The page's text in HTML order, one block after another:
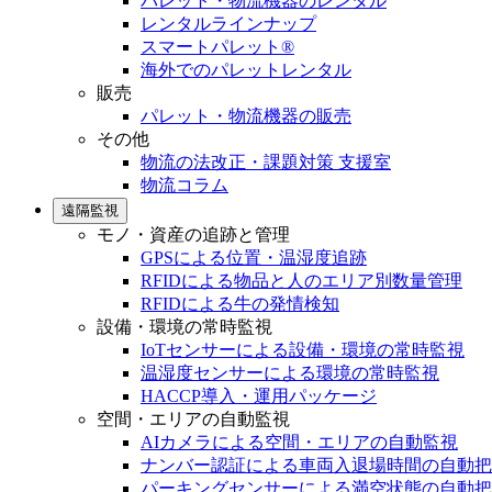
レンタルラインナップ
スマートパレット®
海外でのパレットレンタル
販売
パレット・物流機器の販売
その他
物流の法改正・課題対策 支援室
物流コラム
遠隔監視
モノ・資産の追跡と管理
GPSによる位置・温湿度追跡
RFIDによる物品と人のエリア別数量管理
RFIDによる牛の発情検知
設備・環境の常時監視
IoTセンサーによる設備・環境の常時監視
温湿度センサーによる環境の常時監視
HACCP導入・運用パッケージ
空間・エリアの自動監視
AIカメラによる空間・エリアの自動監視
ナンバー認証による車両入退場時間の自動